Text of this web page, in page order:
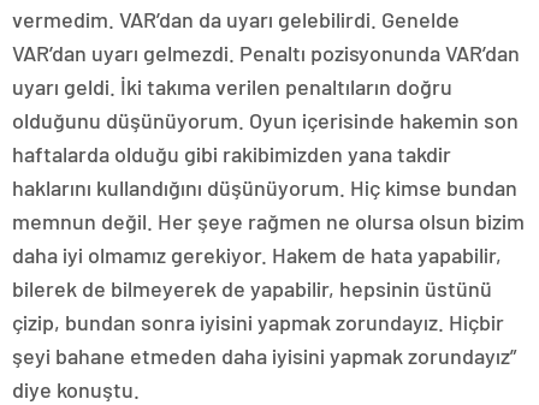
vermedim. VAR’dan da uyarı gelebilirdi. Genelde
VAR’dan uyarı gelmezdi. Penaltı pozisyonunda VAR’dan
uyarı geldi. İki takıma verilen penaltıların doğru
olduğunu düşünüyorum. Oyun içerisinde hakemin son
haftalarda olduğu gibi rakibimizden yana takdir
haklarını kullandığını düşünüyorum. Hiç kimse bundan
memnun değil. Her şeye rağmen ne olursa olsun bizim
daha iyi olmamız gerekiyor. Hakem de hata yapabilir,
bilerek de bilmeyerek de yapabilir, hepsinin üstünü
çizip, bundan sonra iyisini yapmak zorundayız. Hiçbir
şeyi bahane etmeden daha iyisini yapmak zorundayız”
diye konuştu.